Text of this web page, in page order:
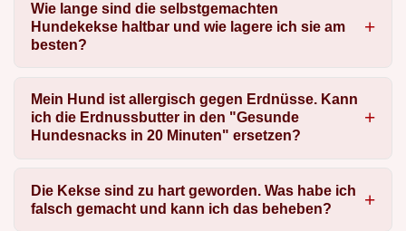
Wie lange sind die selbstgemachten
Hundekekse haltbar und wie lagere ich sie am
besten?
Mein Hund ist allergisch gegen Erdnüsse. Kann
ich die Erdnussbutter in den "Gesunde
Hundesnacks in 20 Minuten" ersetzen?
Die Kekse sind zu hart geworden. Was habe ich
falsch gemacht und kann ich das beheben?